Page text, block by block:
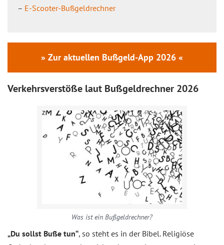
– E-Scooter-Bußgeldrechner
» Zur aktuellen Bußgeld-App 2026 «
Verkehrsverstöße laut Bußgeldrechner 2026
Was ist ein Bußgeldrechner?
„Du sollst Buße tun“, so steht es in der Bibel. Religiöse